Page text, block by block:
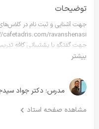
توضیحات
جهت آشنایی و ثبت نام در کلاس‌های
cafetadris.com/ravanshenasi
جهت گفتگو با پشتیبانی کافه
بیشتر
مدرس: دکتر جواد
مشاهده صفحه استاد